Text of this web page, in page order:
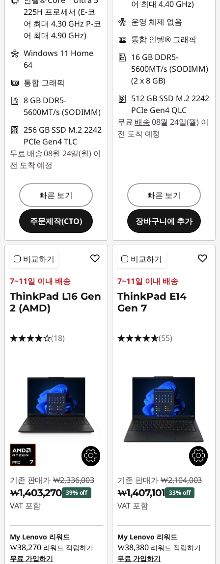
225H 프로세서 (E-코
어 최대 4.30 GHz P-코
어 최대 4.90 GHz)
Windows 11 Home
64
통합 그래픽
8 GB DDR5-
5600MT/s (SODIMM)
256 GB SSD M.2 2242
PCIe Gen4 TLC
무료 배송08월 24일(월) 이
전 도착 예정
빠른 보기
주문제작(CTO)
어 최대 4.40 GHz)
운영 체제 없음
통합 인텔® 그래픽
16 GB DDR5-
5600MT/s (SODIMM)
(2 x 8 GB)
512 GB SSD M.2 2242
PCIe Gen4 QLC
무료 배송08월 24일(월) 이
전 도착 예정
빠른 보기
장바구니에 추가
비교하기
7~11일 이내 배송
ThinkPad L16 Gen
2 (AMD)
(18)
기존 판매가 ₩2,336,003
₩1,403,270 39% off
VAT 포함
즉시 할인: :-
₩932,733
My Lenovo 리워드
₩38,270 리워드 적립하기
무료 가입하기
비교하기
7~11일 이내 배송
ThinkPad E14
Gen 7
(55)
기존 판매가 ₩2,104,003
₩1,407,101 33% off
VAT 포함
즉시 할인: :-
₩696,902
My Lenovo 리워드
₩38,380 리워드 적립하기
무료 가입하기